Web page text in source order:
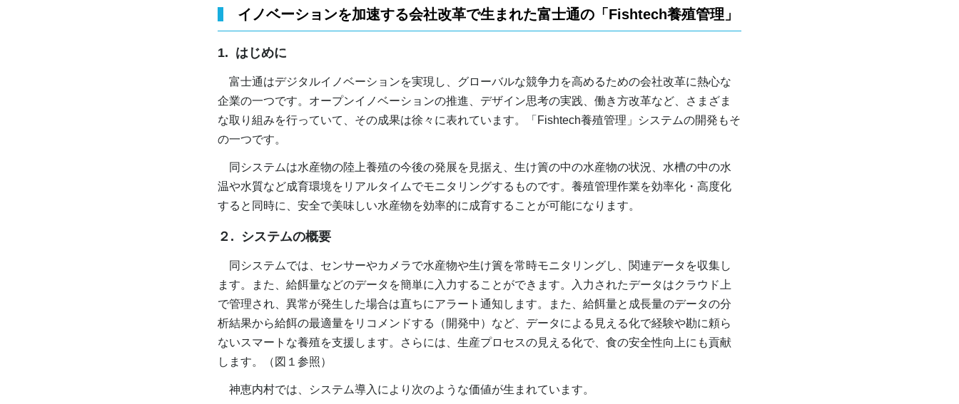
イノベーションを加速する会社改革で生まれた富士通の「Fishtech養殖管理」
1. はじめに
富士通はデジタルイノベーションを実現し、グローバルな競争力を高めるための会社改革に熱心な
企業の一つです。オープンイノベーションの推進、デザイン思考の実践、働き方改革など、さまざま
な取り組みを行っていて、その成果は徐々に表れています。「Fishtech養殖管理」システムの開発もそ
の一つです。
同システムは水産物の陸上養殖の今後の発展を見据え、生け簀の中の水産物の状況、水槽の中の水
温や水質など成育環境をリアルタイムでモニタリングするものです。養殖管理作業を効率化・高度化
すると同時に、安全で美味しい水産物を効率的に成育することが可能になります。
２. システムの概要
同システムでは、センサーやカメラで水産物や生け簀を常時モニタリングし、関連データを収集し
ます。また、給餌量などのデータを簡単に入力することができます。入力されたデータはクラウド上
で管理され、異常が発生した場合は直ちにアラート通知します。また、給餌量と成長量のデータの分
析結果から給餌の最適量をリコメンドする（開発中）など、データによる見える化で経験や勘に頼ら
ないスマートな養殖を支援します。さらには、生産プロセスの見える化で、食の安全性向上にも貢献
します。（図１参照）
神恵内村では、システム導入により次のような価値が生まれています。